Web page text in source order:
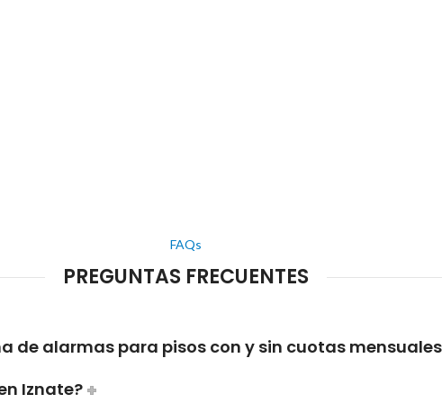
FAQs
PREGUNTAS FRECUENTES
de alarmas para pisos con y sin cuotas
Iznate?